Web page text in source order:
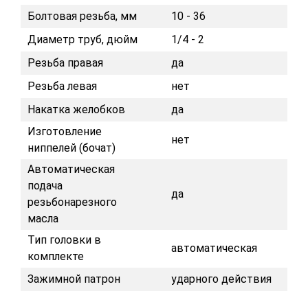
Болтовая резьба, мм
10 - 36
Диаметр труб, дюйм
1/4 - 2
Резьба правая
да
Резьба левая
нет
Накатка желобков
да
Изготовление
ниппелей (бочат)
нет
Автоматическая
подача
резьбонарезного
масла
да
Тип головки в
комплекте
автоматическая
Зажимной патрон
ударного действия